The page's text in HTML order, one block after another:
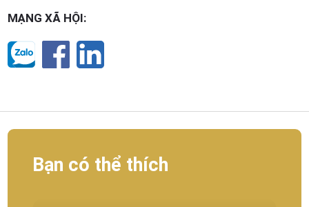
MẠNG XÃ HỘI:
Bạn có thể thích